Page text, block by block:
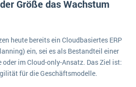
eines CRM-Systems
ERP-Software für Konzerne
Größe das Wachstum
heute bereits ein Cloudbasiertes ERP
ein, sei es als Bestandteil einer
oder im Cloud-only-Ansatz. Das Ziel ist:
für die Geschäftsmodelle.